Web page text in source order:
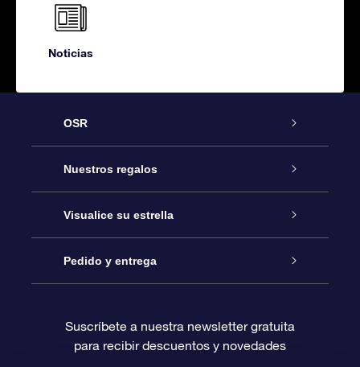
Noticias
OSR
Atención
Contáctanos
Blog
Reseñas
Nuestros regalos
Regalo Estrella Online
Paquete de Regalo OSR
Tarjeta de Regalo OSR
Visualice su estrella
Registro estelar
Página de Estrella Personalizada
Pedido y entrega
Información de Pago
Suscríbete a nuestra newsletter gratuita
para recibir descuentos y novedades